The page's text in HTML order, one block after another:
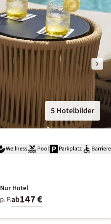
5 Hotelbilder
Wellness Pool Parkplatz
Nur Hotel
p. P.ab147 €